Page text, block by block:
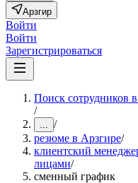
Арзгир
Войти
Войти
Зарегистрироваться
Поиск сотрудников
/
... /
резюме в Арзгире/
клиентский
лицами/
сменный график